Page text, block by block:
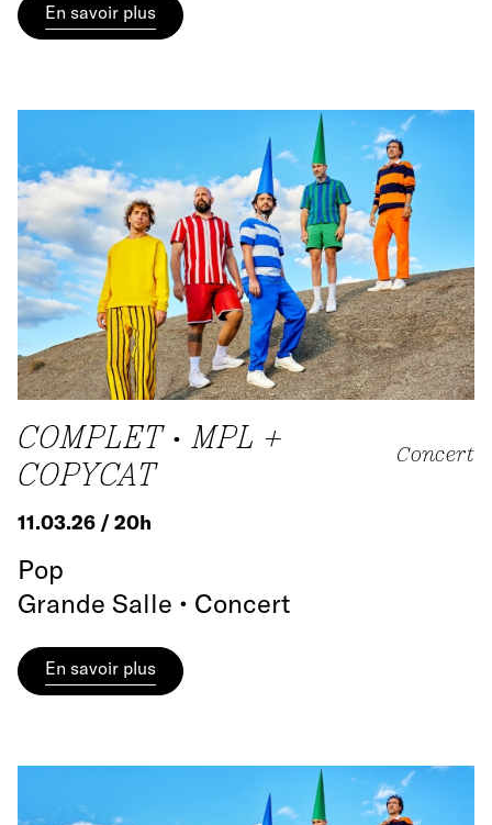
En savoir plus
COMPLET • MPL +
COPYCAT
Concert
11.03.26 / 20h
Pop
Grande Salle • Concert
En savoir plus